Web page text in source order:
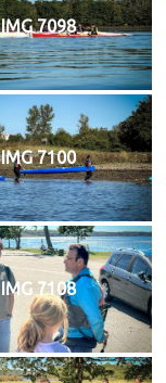
IMG 7098
IMG 7100
IMG 7108